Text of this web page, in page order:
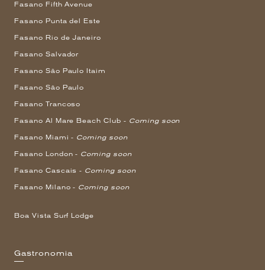
Fasano Fifth Avenue
Fasano Punta del Este
Fasano Rio de Janeiro
Fasano Salvador
Fasano São Paulo Itaim
Fasano São Paulo
Fasano Trancoso
Fasano Al Mare Beach Club - Coming soon
Fasano Miami - Coming soon
Fasano London - Coming soon
Fasano Cascais - Coming soon
Fasano Milano - Coming soon
Boa Vista Surf Lodge
Gastronomia